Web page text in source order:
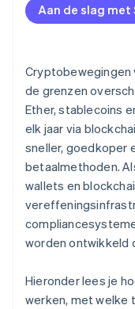
Aan de slag met
Cryptobewegingen
de grenzen
Ether, stablecoins
elk jaar via
sneller, goedkoper
betaalmethoden.
wallets en
worden ontwikkeld
Hieronder lees je
werken, met welke